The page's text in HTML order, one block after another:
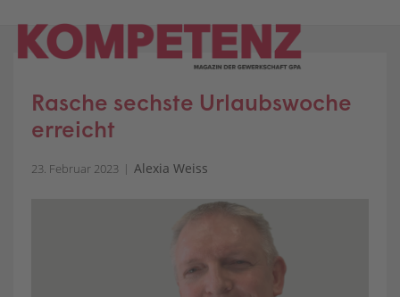
content
Rasche sechste Urlaubswoche
erreicht
23. Februar 2023 Alexia Weiss